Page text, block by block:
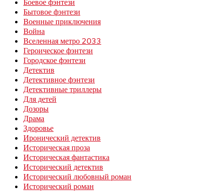
Боевое фэнтези
Бытовое фэнтези
Военные приключения
Война
Вселенная метро 2033
Героическое фэнтези
Городское фэнтези
Детектив
Детективное фэнтези
Детективные триллеры
Для детей
Дозоры
Драма
Здоровье
Иронический детектив
Историческая проза
Историческая фантастика
Исторический детектив
Исторический любовный роман
Исторический роман